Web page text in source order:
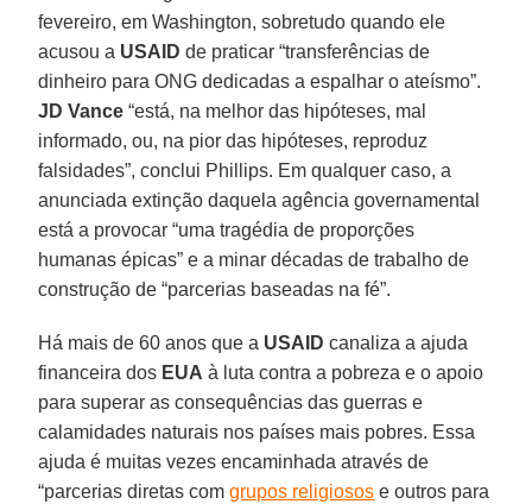
fevereiro, em Washington, sobretudo quando ele
acusou a USAID de praticar “transferências de
dinheiro para ONG dedicadas a espalhar o ateísmo”.
JD Vance “está, na melhor das hipóteses, mal
informado, ou, na pior das hipóteses, reproduz
falsidades”, conclui Phillips. Em qualquer caso, a
anunciada extinção daquela agência governamental
está a provocar “uma tragédia de proporções
humanas épicas” e a minar décadas de trabalho de
construção de “parcerias baseadas na fé”.
Há mais de 60 anos que a USAID canaliza a ajuda
financeira dos EUA à luta contra a pobreza e o apoio
para superar as consequências das guerras e
calamidades naturais nos países mais pobres. Essa
ajuda é muitas vezes encaminhada através de
“parcerias diretas comgrupos religiosos e outros para